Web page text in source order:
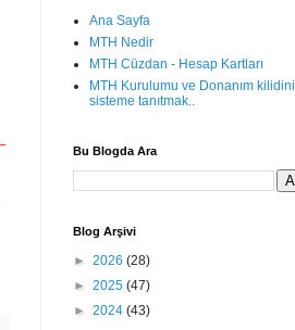
Ana Sayfa
MTH Nedir
MTH Cüzdan - Hesap Kartları
MTH Kurulumu ve Donanım kilidini
sisteme tanıtmak..
Bu Blogda Ara
Blog Arşivi
► 2026 (28)
► 2025 (47)
► 2024 (43)